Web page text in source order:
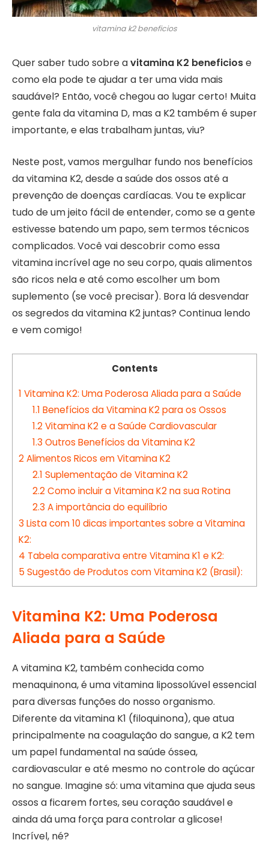
vitamina k2 beneficios
Quer saber tudo sobre avitamina K2 beneficiose
como ela pode te ajudar a ter uma vida mais
saudável? Então, você chegou ao lugar certo! Muita
gente fala da vitamina D, mas a K2 também é super
importante, e elas trabalham juntas, viu?
Neste post, vamos mergulhar fundo nos benefícios
da vitamina K2, desde a saúde dos ossos até a
prevenção de doenças cardíacas. Vou te explicar
tudo de um jeito fácil de entender, como se a gente
estivesse batendo um papo, sem termos técnicos
complicados. Você vai descobrir como essa
vitamina incrível age no seu corpo, quais alimentos
são ricos nela e até como escolher um bom
suplemento (se você precisar). Bora lá desvendar
os segredos da vitamina K2 juntas? Continua lendo
e vem comigo!
Contents
1 Vitamina K2: Uma Poderosa Aliada para a Saúde
1.1 Benefícios da Vitamina K2 para os Ossos
1.2Vitamina K2 e a Saúde Cardiovascular
1.3 Outros Benefícios da Vitamina K2
2Alimentos Ricos em Vitamina K2
2.1 Suplementação de Vitamina K2
2.2Como incluir a Vitamina K2 na sua Rotina
2.3 A importância do equilíbrio
3 Lista com 10 dicas importantes sobre a Vitamina
K2:
4 Tabela comparativa entre Vitamina K1 e K2:
5 Sugestão de Produtos com Vitamina K2 (Brasil):
Vitamina K2: Uma Poderosa
Aliada para a Saúde
A vitamina K2, também conhecida como
menaquinona, é uma vitamina lipossolúvel essencial
para diversas funções do nosso organismo.
Diferente da vitamina K1 (filoquinona), que atua
principalmente na coagulação do sangue, a K2 tem
um papel fundamental na saúde óssea,
cardiovascular e até mesmo no controle do açúcar
no sangue. Imagine só: uma vitamina que ajuda seus
ossos a ficarem fortes, seu coração saudável e
ainda dá uma força para controlar a glicose!
Incrível, né?